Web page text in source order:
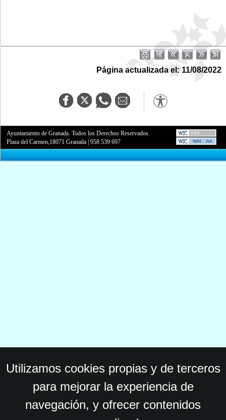
Página actualizada el: 11/08/2022
Ayuntamiento de Granada. Todos los Derechos Reservados.
Plaza del Carmen,18071 Granada |958 539 697
Utilizamos cookies propias y de terceros
para mejorar la experiencia de
navegación, y ofrecer contenidos